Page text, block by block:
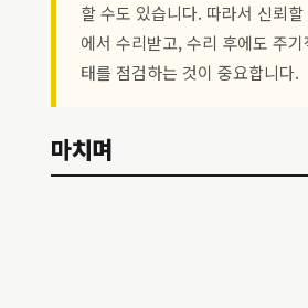
할 수도 있습니다. 따라서 신뢰
에서 수리받고, 수리 후에도 주
태를 점검하는 것이 중요합니다.
마치며